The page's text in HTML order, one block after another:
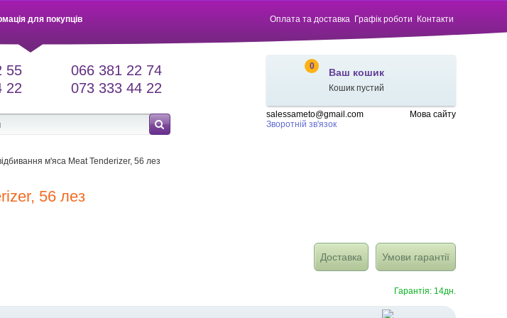
Оплата та доставка Графік роботи Контакти
для покупців
0
Ваш кошик
Кошик пустий
salessameto@gmail.com
Зворотній зв'язок
Мова сайту
55
22
066 381 22 74
073 333 44 22
м'яса Meat Tenderizer, 56 лез
56 лез
Доставка Умови гарантії
Гарантія: 14дн.